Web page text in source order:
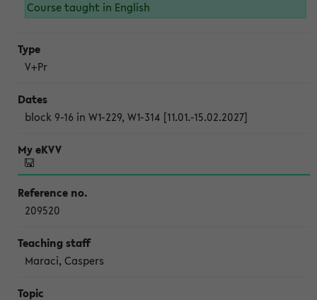
Course taught in English
V+Pr
block 9-16 in W1-229, W1-314 [11.01.-15.02.2027]
209520
Maraci, Caspers